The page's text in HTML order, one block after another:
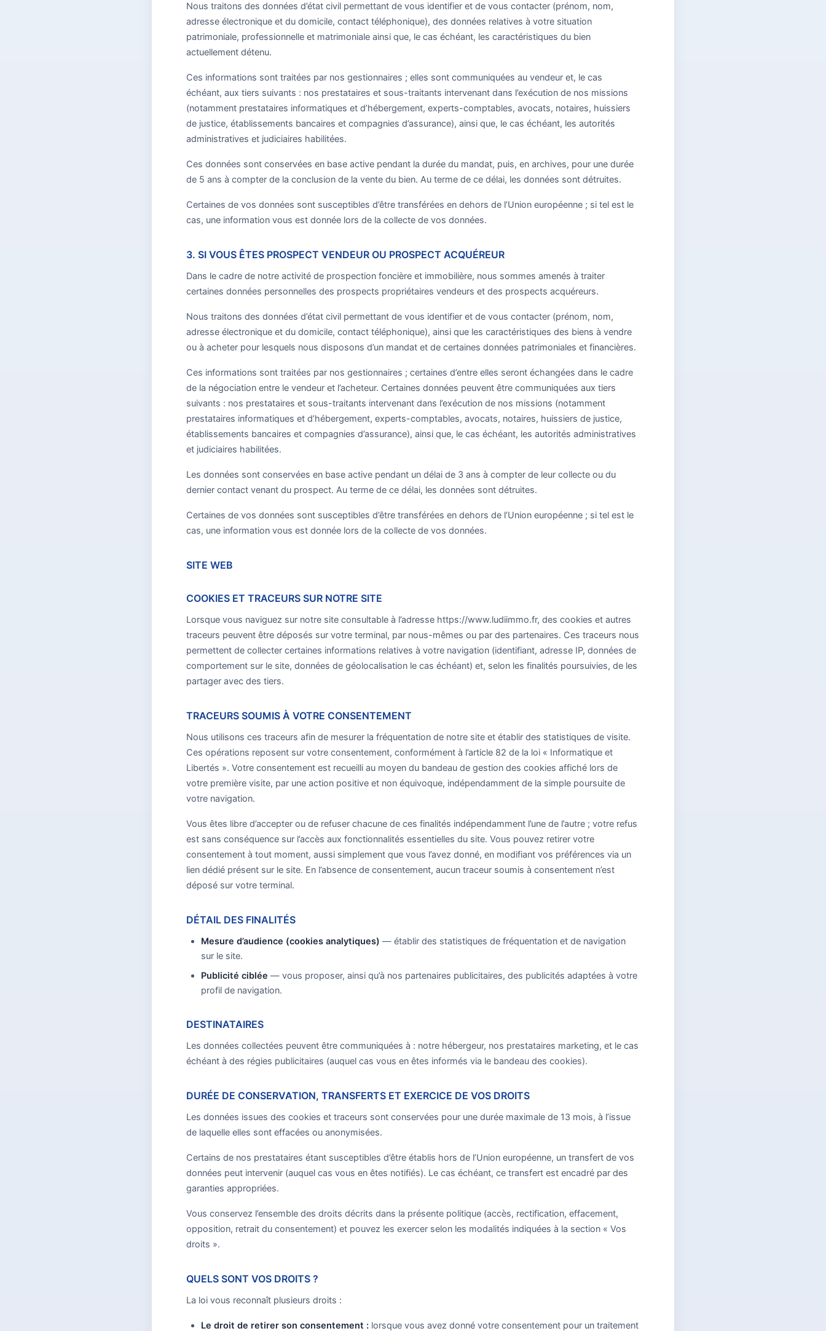
Nous traitons des données d’état civil permettant de vous identifier et de vous contacter (prénom, nom,
adresse électronique et du domicile, contact téléphonique), des données relatives à votre situation
patrimoniale, professionnelle et matrimoniale ainsi que, le cas échéant, les caractéristiques du bien
actuellement détenu.
Ces informations sont traitées par nos gestionnaires ; elles sont communiquées au vendeur et, le cas
échéant, aux tiers suivants : nos prestataires et sous-traitants intervenant dans l’exécution de nos missions
(notamment prestataires informatiques et d’hébergement, experts-comptables, avocats, notaires, huissiers
de justice, établissements bancaires et compagnies d’assurance), ainsi que, le cas échéant, les autorités
administratives et judiciaires habilitées.
Ces données sont conservées en base active pendant la durée du mandat, puis, en archives, pour une durée
de 5 ans à compter de la conclusion de la vente du bien. Au terme de ce délai, les données sont détruites.
Certaines de vos données sont susceptibles d’être transférées en dehors de l’Union européenne ; si tel est le
cas, une information vous est donnée lors de la collecte de vos données.
3. SI VOUS ÊTES PROSPECT VENDEUR OU PROSPECT ACQUÉREUR
Dans le cadre de notre activité de prospection foncière et immobilière, nous sommes amenés à traiter
certaines données personnelles des prospects propriétaires vendeurs et des prospects acquéreurs.
Nous traitons des données d’état civil permettant de vous identifier et de vous contacter (prénom, nom,
adresse électronique et du domicile, contact téléphonique), ainsi que les caractéristiques des biens à vendre
ou à acheter pour lesquels nous disposons d’un mandat et de certaines données patrimoniales et financières.
Ces informations sont traitées par nos gestionnaires ; certaines d’entre elles seront échangées dans le cadre
de la négociation entre le vendeur et l’acheteur. Certaines données peuvent être communiquées aux tiers
suivants : nos prestataires et sous-traitants intervenant dans l’exécution de nos missions (notamment
prestataires informatiques et d’hébergement, experts-comptables, avocats, notaires, huissiers de justice,
établissements bancaires et compagnies d’assurance), ainsi que, le cas échéant, les autorités administratives
et judiciaires habilitées.
Les données sont conservées en base active pendant un délai de 3 ans à compter de leur collecte ou du
dernier contact venant du prospect. Au terme de ce délai, les données sont détruites.
Certaines de vos données sont susceptibles d’être transférées en dehors de l’Union européenne ; si tel est le
cas, une information vous est donnée lors de la collecte de vos données.
SITE WEB
COOKIES ET TRACEURS SUR NOTRE SITE
Lorsque vous naviguez sur notre site consultable à l’adresse https://www.ludiimmo.fr, des cookies et autres
traceurs peuvent être déposés sur votre terminal, par nous-mêmes ou par des partenaires. Ces traceurs nous
permettent de collecter certaines informations relatives à votre navigation (identifiant, adresse IP, données de
comportement sur le site, données de géolocalisation le cas échéant) et, selon les finalités poursuivies, de les
partager avec des tiers.
TRACEURS SOUMIS À VOTRE CONSENTEMENT
Nous utilisons ces traceurs afin de mesurer la fréquentation de notre site et établir des statistiques de visite.
Ces opérations reposent sur votre consentement, conformément à l’article 82 de la loi « Informatique et
Libertés ». Votre consentement est recueilli au moyen du bandeau de gestion des cookies affiché lors de
votre première visite, par une action positive et non équivoque, indépendamment de la simple poursuite de
votre navigation.
Vous êtes libre d’accepter ou de refuser chacune de ces finalités indépendamment l’une de l’autre ; votre refus
est sans conséquence sur l’accès aux fonctionnalités essentielles du site. Vous pouvez retirer votre
consentement à tout moment, aussi simplement que vous l’avez donné, en modifiant vos préférences via un
lien dédié présent sur le site. En l’absence de consentement, aucun traceur soumis à consentement n’est
déposé sur votre terminal.
DÉTAIL DES FINALITÉS
Mesure d’audience (cookies analytiques) — établir des statistiques de fréquentation et de navigation
sur le site.
Publicité ciblée — vous proposer, ainsi qu’à nos partenaires publicitaires, des publicités adaptées à votre
profil de navigation.
DESTINATAIRES
Les données collectées peuvent être communiquées à : notre hébergeur, nos prestataires marketing, et le cas
échéant à des régies publicitaires (auquel cas vous en êtes informés via le bandeau des cookies).
DURÉE DE CONSERVATION, TRANSFERTS ET EXERCICE DE VOS DROITS
Les données issues des cookies et traceurs sont conservées pour une durée maximale de 13 mois, à l’issue
de laquelle elles sont effacées ou anonymisées.
Certains de nos prestataires étant susceptibles d’être établis hors de l’Union européenne, un transfert de vos
données peut intervenir (auquel cas vous en êtes notifiés). Le cas échéant, ce transfert est encadré par des
garanties appropriées.
Vous conservez l’ensemble des droits décrits dans la présente politique (accès, rectification, effacement,
opposition, retrait du consentement) et pouvez les exercer selon les modalités indiquées à la section « Vos
droits ».
QUELS SONT VOS DROITS ?
La loi vous reconnaît plusieurs droits :
Le droit de retirer son consentement : lorsque vous avez donné votre consentement pour un traitement